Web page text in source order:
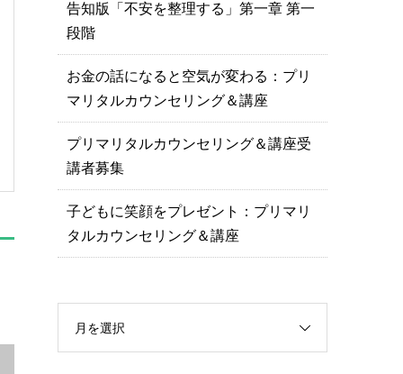
告知版「不安を整理する」第一章 第一
段階
お金の話になると空気が変わる：プリ
マリタルカウンセリング＆講座
プリマリタルカウンセリング＆講座受
講者募集
子どもに笑顔をプレゼント：プリマリ
タルカウンセリング＆講座
月を選択